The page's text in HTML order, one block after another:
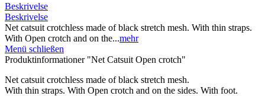
Beskrivelse
Beskrivelse
Net catsuit crotchless made of black stretch mesh. With thin straps.
With Open crotch and on the...mehr
Menü schließen
Produktinformationer "Net Catsuit Open crotch"
Net catsuit crotchless made of black stretch mesh.
With thin straps. With Open crotch and on the sides. With foot.